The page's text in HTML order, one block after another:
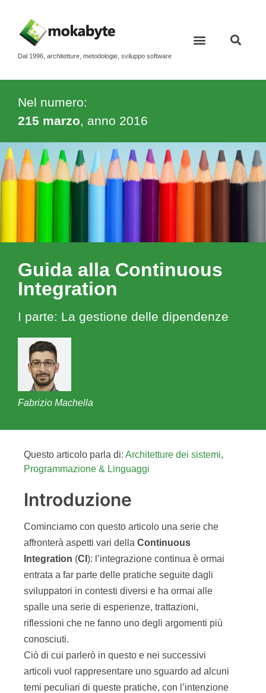
Dal 1996, architetture, metodologie, sviluppo software
Nel numero:
215 marzo, anno 2016
Guida alla Continuous
Integration
I parte: La gestione delle dipendenze
Fabrizio Machella
Questo articolo parla di: Architetture dei sistemi,
Programmazione & Linguaggi
Introduzione
Cominciamo con questo articolo una serie che
affronterà aspetti vari della Continuous
Integration (CI ): l’integrazione continua è ormai
entrata a far parte delle pratiche seguite dagli
sviluppatori in contesti diversi e ha ormai alle
spalle una serie di esperienze, trattazioni,
riflessioni che ne fanno uno degli argomenti più
conosciuti.
Ciò di cui parlerò in questo e nei successivi
articoli vuol rappresentare uno sguardo ad alcuni
temi peculiari di queste pratiche, con l’intenzione